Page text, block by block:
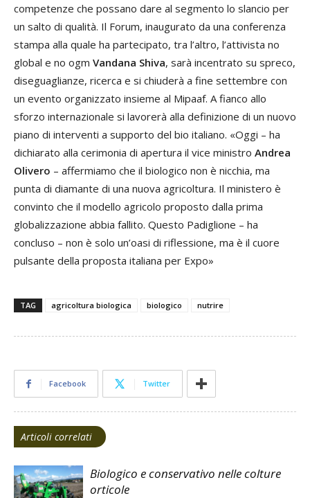
competenze che possano dare al segmento lo slancio per
un salto di qualità. Il Forum, inaugurato da una conferenza
stampa alla quale ha partecipato, tra l’altro, l’attivista no
global e no ogm Vandana Shiva, sarà incentrato su spreco,
diseguaglianze, ricerca e si chiuderà a fine settembre con
un evento organizzato insieme al Mipaaf. A fianco allo
sforzo internazionale si lavorerà alla definizione di un nuovo
piano di interventi a supporto del bio italiano. «Oggi – ha
dichiarato alla cerimonia di apertura il vice ministro Andrea
Olivero – affermiamo che il biologico non è nicchia, ma
punta di diamante di una nuova agricoltura. Il ministero è
convinto che il modello agricolo proposto dalla prima
globalizzazione abbia fallito. Questo Padiglione – ha
concluso – non è solo un’oasi di riflessione, ma è il cuore
pulsante della proposta italiana per Expo»
TAG agricoltura biologica biologico nutrire
Facebook Twitter
Articoli correlati
Biologico e conservativo nelle colture
orticole